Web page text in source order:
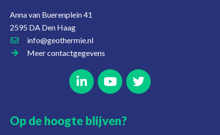
Anna van Buerenplein 41
2595 DA Den Haag
info@geothermie.nl
Meer contactgegevens
Op de hoogte blijven?